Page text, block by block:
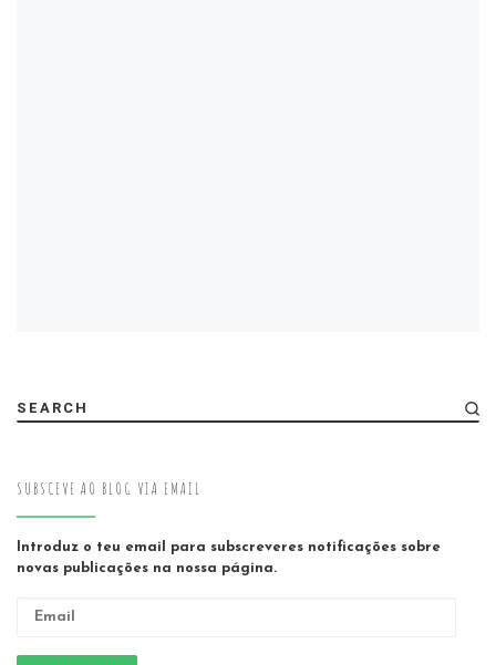
SEARCH
SUBSCEVE AO BLOG VIA EMAIL
Introduz o teu email para subscreveres notificações sobre
novas publicações na nossa página.